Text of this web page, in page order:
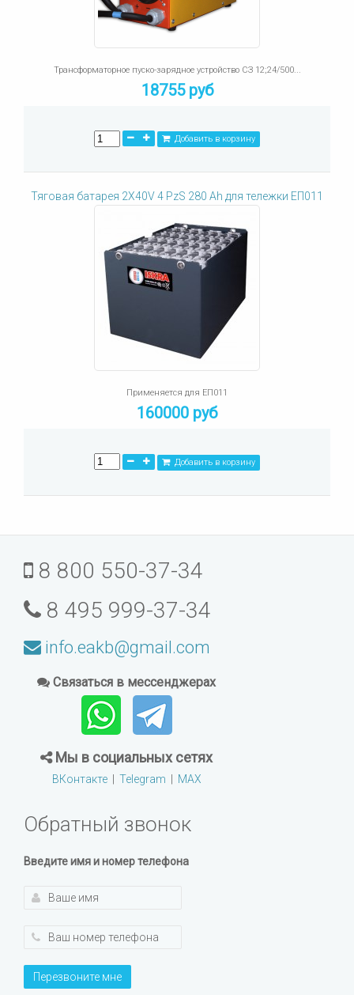
Трансформаторное пуско-зарядное устройство СЗ 12;24/500...
18755 руб
Добавить в корзину
Тяговая батарея 2X40V 4 PzS 280 Ah для тележки ЕП011
Применяется для ЕП011
160000 руб
Добавить в корзину
8 800 550-37-34
8 495 999-37-34
info.eakb@gmail.com
Связаться в мессенджерах
Мы в социальных сетях
ВКонтакте| Telegram | MAX
Обратный звонок
Введите имя и номер телефона
Перезвоните мне